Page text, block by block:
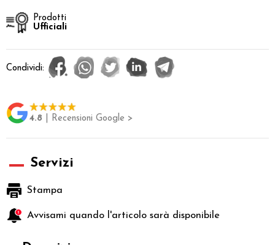
Prodotti
Ufficiali
Condividi:
4.8 | Recensioni Google >
Servizi
Stampa
Avvisami quando l'articolo sarà disponibile